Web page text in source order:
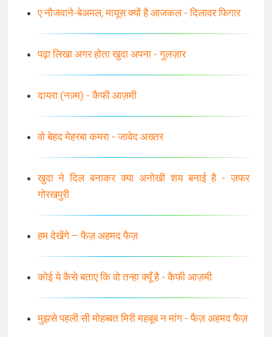
ए नौजवाने-बेअमल, मायूस क्यों है आजकल - दिलावर फिगार
पढ़ा लिखा अगर होता खुदा अपना - गुलज़ार
दायरा (नज़्म) - कैफी आज़मी
वो बेहद मेहरबा कमरा - जावेद अख्तर
खुदा ने दिल बनाकर क्या अनोखी शय बनाई है - ज़फर
गोरखपुरी
हम देखेंगे – फैज़ अहमद फैज़
कोई ये कैसे बताए कि वो तन्हा क्यूँ है - कैफी आज़मी
मुझसे पहली सी मोहब्बत मिरी महबूब न मांग - फैज़ अहमद फैज़